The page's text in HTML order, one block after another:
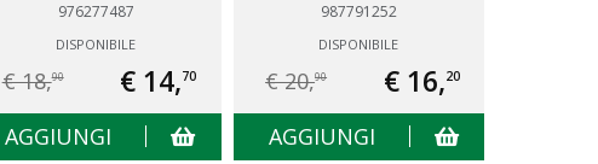
976277487
DISPONIBILE
€ 18,90 € 14,70
AGGIUNGI
987791252
DISPONIBILE
€ 20,90 € 16,20
AGGIUNGI